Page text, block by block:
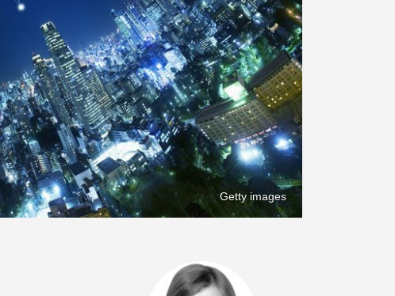
Getty images